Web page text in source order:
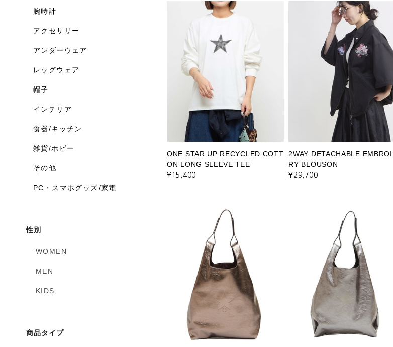
腕時計
アクセサリー
アンダーウェア
レッグウェア
帽子
インテリア
食器/キッチン
雑貨/ホビー
その他
PC・スマホグッズ/家電
性別
WOMEN
MEN
KIDS
商品タイプ
ONE STAR UP RECYCLED COTT
ON LONG SLEEVE TEE
¥15,400
2WAY DETACHABLE
RY BLOUSON
¥29,700